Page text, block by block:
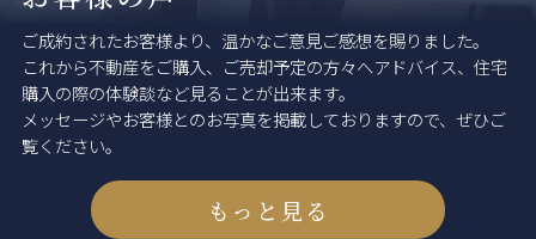
ご成約されたお客様より、温かなご意見ご感想を賜りました。
これから不動産をご購入、ご売却予定の方々へアドバイス、住宅
購入の際の体験談など見ることが出来ます。
メッセージやお客様とのお写真を掲載しておりますので、ぜひご
覧ください。
もっと見る